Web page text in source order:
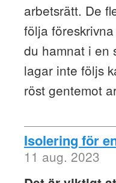
arbetsrätt. De
följa
du hamnat i en
lagar inte följs
röst gentemot
Isolering för
11 aug. 2023